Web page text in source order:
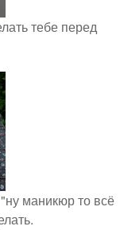
тебе перед
маникюр то всё